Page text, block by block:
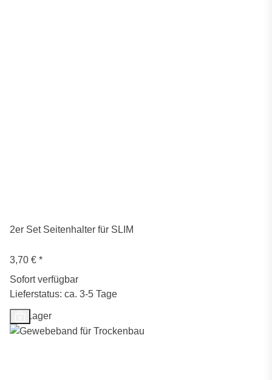
2er Set Seitenhalter für SLIM
3,70 € *
Sofort verfügbar
Lieferstatus: ca. 3-5 Tage
Auf Lager